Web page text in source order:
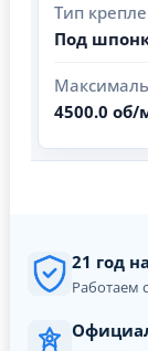
Тип
Под
4500.0
21 год
Работаем